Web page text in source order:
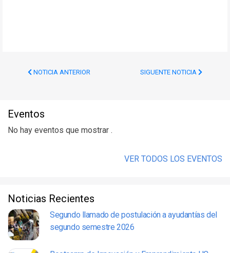
NOTICIA ANTERIOR SIGUENTE NOTICIA
Eventos
No hay eventos que mostrar .
VER TODOS LOS EVENTOS
Noticias Recientes
Segundo llamado de postulación a ayudantías del
segundo semestre 2026